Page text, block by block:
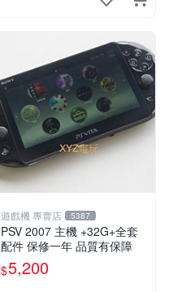
遊戲機 專賣店 5387
PSV 2007 主機 +32G+全套
配件 保修一年 品質有保障
$5,200